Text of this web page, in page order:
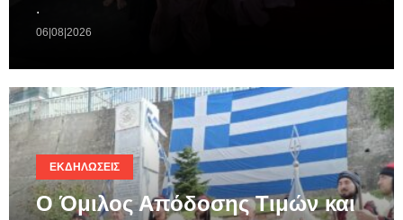
.
06|08|2026
ΕΚΔΗΛΏΣΕΙΣ
Ο Όμιλος Απόδοσης Τιμών και